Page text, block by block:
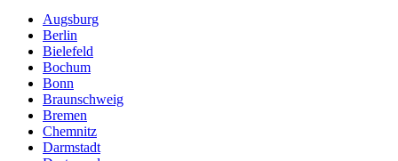
Augsburg
Berlin
Bielefeld
Bochum
Bonn
Braunschweig
Bremen
Chemnitz
Darmstadt